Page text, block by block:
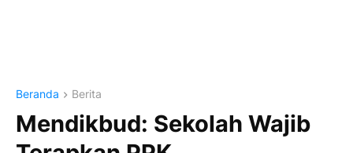
Beranda Berita
Mendikbud: Sekolah Wajib